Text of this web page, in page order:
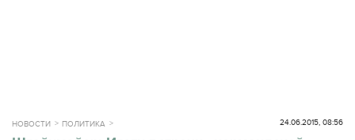
НОВОСТИ ПОЛИТИКА 24.06.2015, 08:56